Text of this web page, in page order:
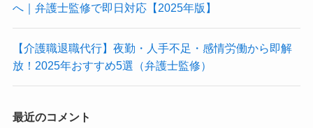
へ｜弁護士監修で即日対応【2025年版】
【介護職退職代行】夜勤・人手不足・感情労働から即解
放！2025年おすすめ5選（弁護士監修）
最近のコメント